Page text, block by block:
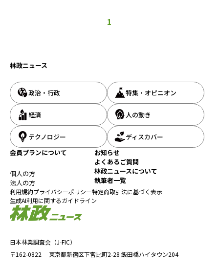
1
日本林業調査会（J-FIC）
〒162-0822
東京都新宿区下宮比町2-28 飯田橋ハイタウン204
林政ニュース
政治・行政 特集・オピニオン
経済 人の動き
テクノロジー
ディスカバー
会員プランについて
個人の方
法人の方
お知らせ
よくあるご質問
林政ニュースについて
執筆者一覧
利用規約プライバシーポリシー特定商取引法に基づく表示
生成AI利用に関するガイドライン